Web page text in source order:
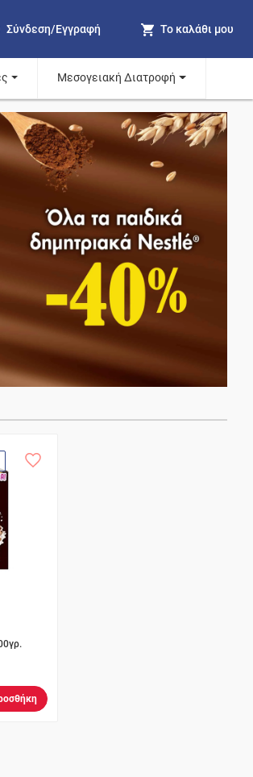
Σύνδεση/Εγγραφή Το καλάθι μου
Μεσογειακή Διατροφή